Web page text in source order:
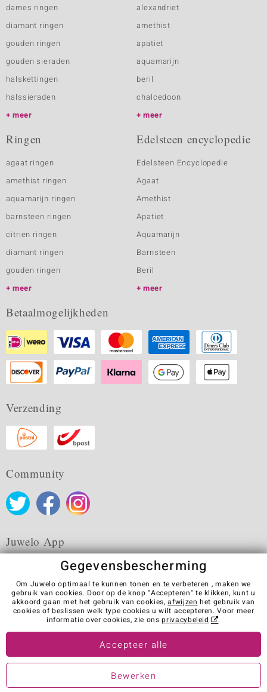
dames ringen
diamant ringen
gouden ringen
gouden sieraden
halskettingen
halssieraden
meer
alexandriet
amethist
apatiet
aquamarijn
beril
chalcedoon
meer
Ringen
agaat ringen
amethist ringen
aquamarijn ringen
barnsteen ringen
citrien ringen
diamant ringen
gouden ringen
meer
Edelsteen encyclopedie
Edelsteen Encyclopedie
Agaat
Amethist
Apatiet
Aquamarijn
Barnsteen
Beril
meer
Betaalmogelijkheden
Verzending
Community
Juwelo App
Algemene verkoopvoorwaarden Privacybeleid
Cookies
Colofon
Contact
Contract herroepen
Visit our stores in other countries:
© Juwelo Deutschland GmbH (Een onderneming van de elumeo SE)
Gegevensbescherming
Om Juwelo optimaal te kunnen tonen en te verbeteren , maken we
gebruik van cookies. Door op de knop "Accepteren" te klikken, kunt u
akkoord gaan met het gebruik van cookies,afwijzen het gebruik van
cookies of beslissen welk type cookies u wilt accepteren. Voor meer
informatie over cookies, zie onsprivacybeleid .
Accepteer alle
Bewerken